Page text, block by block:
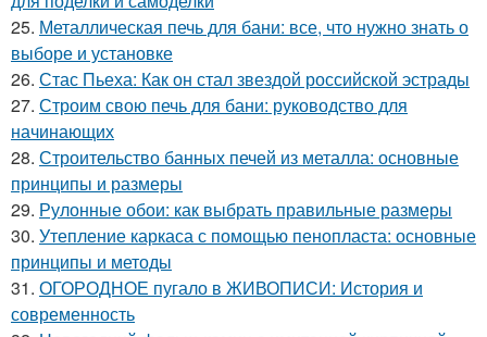
25. Металлическая печь для бани: все, что нужно знать о
выборе и установке
26. Стас Пьеха: Как он стал звездой российской эстрады
27. Строим свою печь для бани: руководство для
начинающих
28. Строительство банных печей из металла: основные
принципы и размеры
29. Рулонные обои: как выбрать правильные размеры
30. Утепление каркаса с помощью пенопласта: основные
принципы и методы
31. ОГОРОДНОЕ пугало в ЖИВОПИСИ: История и
современность